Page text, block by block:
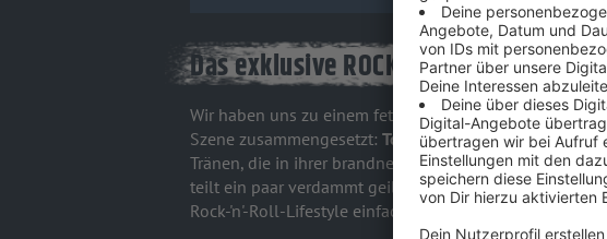
Das exklusive ROCK ANTENNE in
Wir haben uns zu einem fetten Talk mit einem der
Szene zusammengesetzt: Tony Campos von Static-X
Tränen, die in ihrer brandneuen Mucke stecken, und
teilt ein paar verdammt geile
Behind-the-Scenes-
Rock-'n'-Roll-Lifestyle einfach ungeschlagen ist.